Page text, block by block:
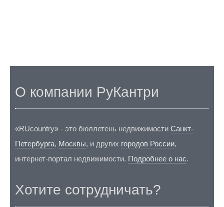
О компании РуКантри
«RUcountry» - это бюллетень недвижимости Санкт-
Петербурга, Москвы, и других городов России,
интернет-портал недвижимости. Подробнее о нас.
Хотите сотрудничать?